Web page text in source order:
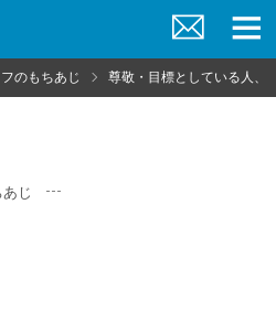
問
い
ニ
ュ
のもちあじ 尊敬・目標としている人、
じ